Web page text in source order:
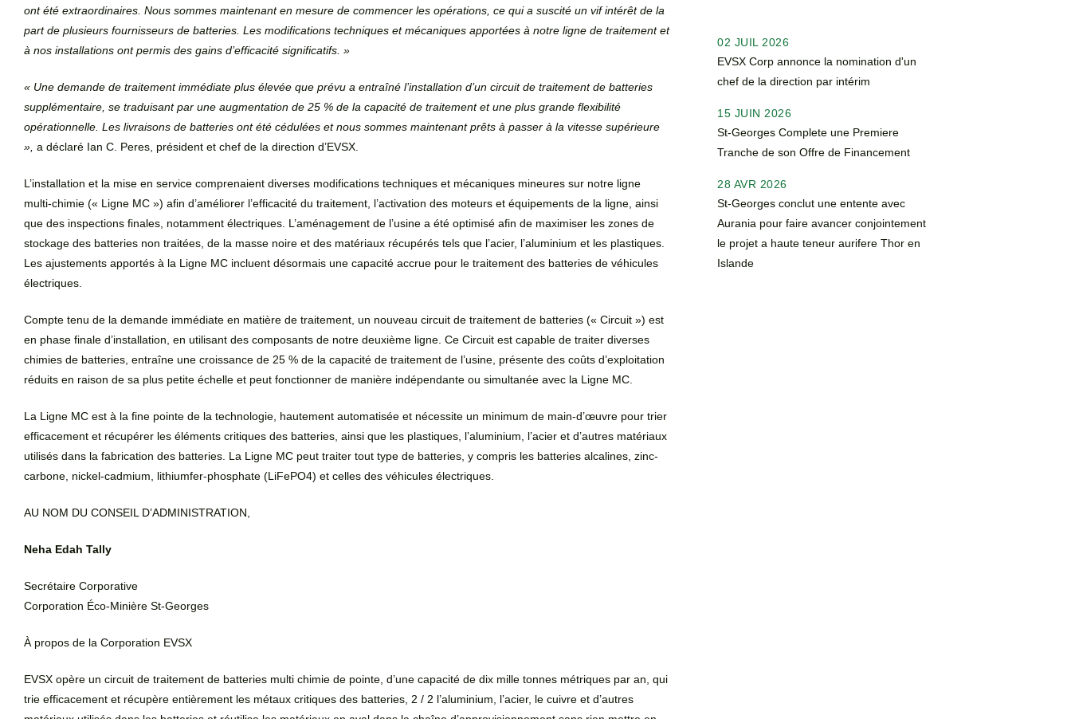
ont été extraordinaires. Nous sommes maintenant en mesure de commencer les opérations, ce qui a suscité un vif intérêt de la
part de plusieurs fournisseurs de batteries. Les modifications techniques et mécaniques apportées à notre ligne de traitement et
à nos installations ont permis des gains d’efficacité significatifs. »
« Une demande de traitement immédiate plus élevée que prévu a entraîné l’installation d’un circuit de traitement de batteries
supplémentaire, se traduisant par une augmentation de 25 % de la capacité de traitement et une plus grande flexibilité
opérationnelle. Les livraisons de batteries ont été cédulées et nous sommes maintenant prêts à passer à la vitesse supérieure
», a déclaré Ian C. Peres, président et chef de la direction d’EVSX.
L’installation et la mise en service comprenaient diverses modifications techniques et mécaniques mineures sur notre ligne
multi-chimie (« Ligne MC ») afin d’améliorer l’efficacité du traitement, l’activation des moteurs et équipements de la ligne, ainsi
que des inspections finales, notamment électriques. L’aménagement de l’usine a été optimisé afin de maximiser les zones de
stockage des batteries non traitées, de la masse noire et des matériaux récupérés tels que l’acier, l’aluminium et les plastiques.
Les ajustements apportés à la Ligne MC incluent désormais une capacité accrue pour le traitement des batteries de véhicules
électriques.
Compte tenu de la demande immédiate en matière de traitement, un nouveau circuit de traitement de batteries (« Circuit ») est
en phase finale d’installation, en utilisant des composants de notre deuxième ligne. Ce Circuit est capable de traiter diverses
chimies de batteries, entraîne une croissance de 25 % de la capacité de traitement de l’usine, présente des coûts d’exploitation
réduits en raison de sa plus petite échelle et peut fonctionner de manière indépendante ou simultanée avec la Ligne MC.
La Ligne MC est à la fine pointe de la technologie, hautement automatisée et nécessite un minimum de main-d’œuvre pour trier
efficacement et récupérer les éléments critiques des batteries, ainsi que les plastiques, l’aluminium, l’acier et d’autres matériaux
utilisés dans la fabrication des batteries. La Ligne MC peut traiter tout type de batteries, y compris les batteries alcalines, zinc-
carbone, nickel-cadmium, lithiumfer-phosphate (LiFePO4) et celles des véhicules électriques.
AU NOM DU CONSEIL D’ADMINISTRATION,
Neha Edah Tally
Secrétaire Corporative
Corporation Éco-Minière St-Georges
À propos de la Corporation EVSX
EVSX opère un circuit de traitement de batteries multi chimie de pointe, d’une capacité de dix mille tonnes métriques par an, qui
trie efficacement et récupère entièrement les métaux critiques des batteries, 2 / 2 l’aluminium, l’acier, le cuivre et d’autres
02 JUIL 2026
EVSX Corp annonce la nomination d'un
chef de la direction par intérim
15 JUIN 2026
St-Georges Complete une Premiere
Tranche de son Offre de Financement
28 AVR 2026
St-Georges conclut une entente avec
Aurania pour faire avancer conjointement
le projet a haute teneur aurifere Thor en
Islande